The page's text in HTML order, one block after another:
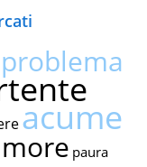
problema
acume
paura